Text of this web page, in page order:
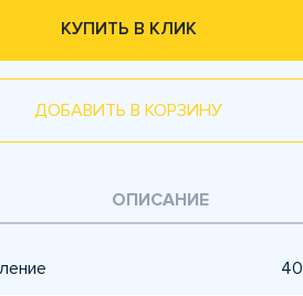
КУПИТЬ В КЛИК
ДОБАВИТЬ В КОРЗИНУ
ОПИСАНИЕ